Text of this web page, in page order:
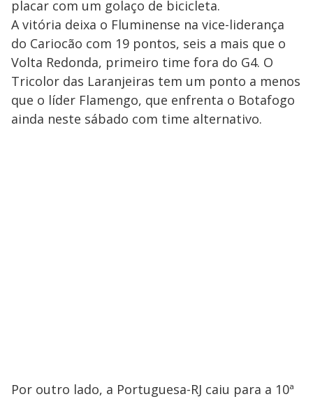
placar com um golaço de bicicleta.
A vitória deixa o Fluminense na vice-liderança
do Cariocão com 19 pontos, seis a mais que o
Volta Redonda, primeiro time fora do G4. O
Tricolor das Laranjeiras tem um ponto a menos
que o líder Flamengo, que enfrenta o Botafogo
ainda neste sábado com time alternativo.
Por outro lado, a Portuguesa-RJ caiu para a 10ª